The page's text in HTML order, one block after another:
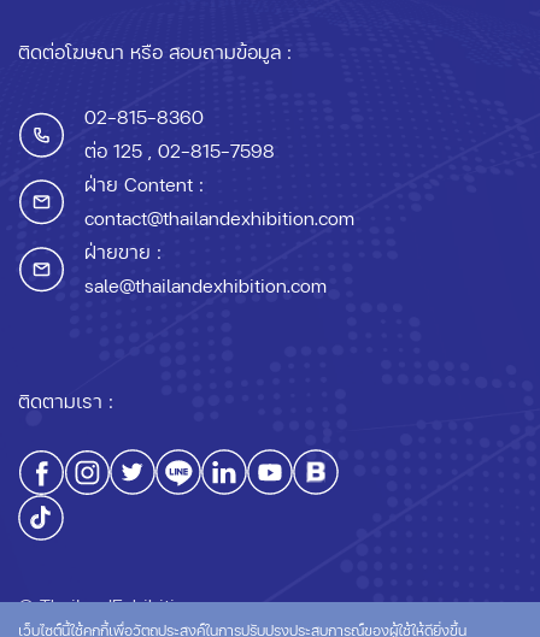
ติดต่อโฆษณา หรือ สอบถามข้อมูล :
02-815-8360
ต่อ 125 , 02-815-7598
ฝ่าย Content :
contact@thailandexhibition.com
ฝ่ายขาย :
sale@thailandexhibition.com
ติดตามเรา :
© ThailandExhibition.com
เว็บไซต์นี้ใช้คุกกี้เพื่อวัตถุประสงค์ในการปรับปรุงประสบการณ์ของผู้ใช้ให้ดียิ่งขึ้น